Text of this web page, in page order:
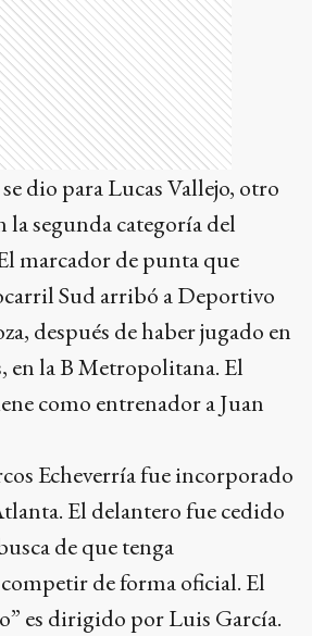
dio para Lucas Vallejo, otro
la segunda categoría del
marcador de punta que
Sud arribó a Deportivo
después de haber jugado en
en la B Metropolitana. El
como entrenador a Juan
Echeverría fue incorporado
El delantero fue cedido
de que tenga
de forma oficial. El
es dirigido por Luis García.